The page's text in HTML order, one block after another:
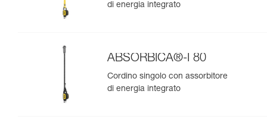
di energia integrato
ABSORBICA®-I 80
Cordino singolo con assorbitore
di energia integrato